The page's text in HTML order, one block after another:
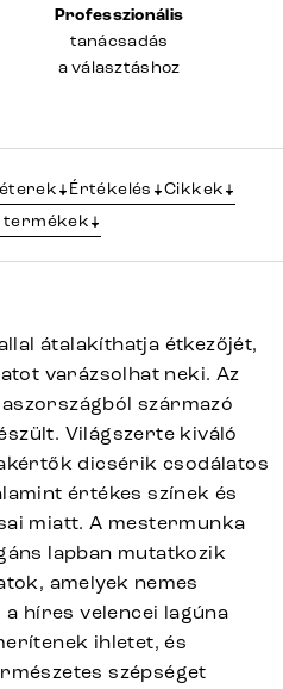
Professzionális
tanácsadás
a választáshoz
Értékelés
Cikkek
termékek
átalakíthatja étkezőjét,
varázsolhat neki. Az
származó
Világszerte kiváló
dicsérik csodálatos
értékes színek és
miatt. A mestermunka
lapban mutatkozik
amelyek nemes
híres velencei lagúna
ihletet, és
szépséget